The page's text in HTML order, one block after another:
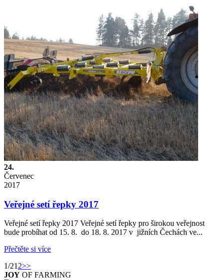
24.
Červenec
2017
Veřejné setí řepky 2017
Veřejné setí řepky 2017 Veřejné setí řepky pro širokou veřejnost
bude probíhat od 15. 8. do 18. 8. 2017 v jižních Čechách ve...
Přečtěte si více
1/212>>
JOY OF FARMING